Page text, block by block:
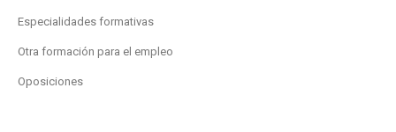
Especialidades formativas
Otra formación para el empleo
Oposiciones